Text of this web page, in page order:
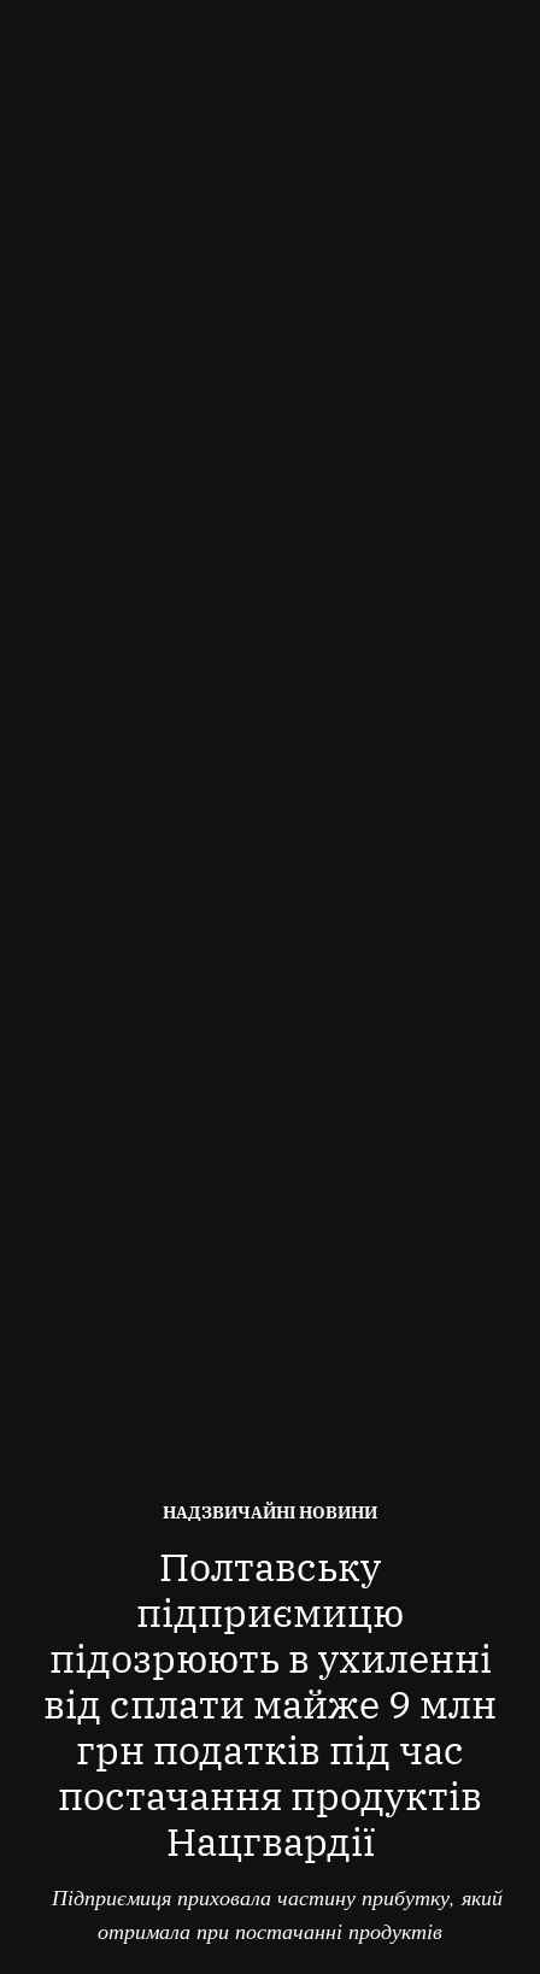
ОПУБЛІКОВАНО
НАДЗВИЧАЙНІ НОВИНИ
Полтавську
підприємицю
підозрюють в ухиленні
від сплати майже 9 млн
грн податків під час
постачання продуктів
Нацгвардії
Підприємиця приховала частину прибутку, який
отримала при постачанні продуктів